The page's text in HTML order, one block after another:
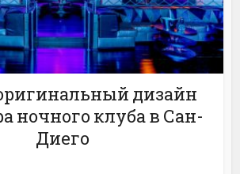
дизайн
ночного клуба в Сан-
Диего